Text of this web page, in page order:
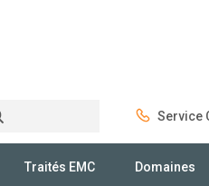
Service
Traités EMC Domaines